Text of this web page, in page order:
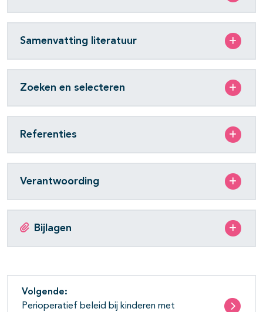
Samenvatting literatuur
Zoeken en selecteren
Referenties
Verantwoording
Bijlagen
Volgende:
Perioperatief beleid bij kinderen met